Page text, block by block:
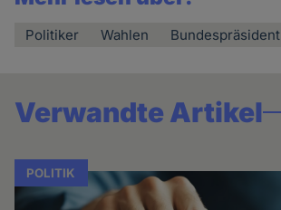
Politiker Wahlen Bundespräsident
Verwandte Artikel
POLITIK